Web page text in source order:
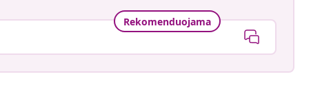
Rekomenduojama